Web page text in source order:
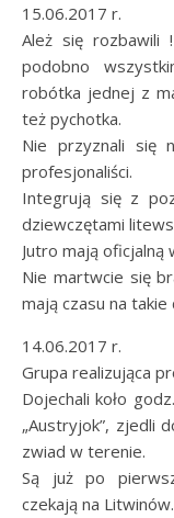
15.06.2017 r.
Ależ się rozbawili !
podobno
robótka jednej z
też pychotka.
Nie przyznali się
profesjonaliści.
Integrują się z
dziewczętami
Jutro mają oficjalną
Nie martwcie się
mają czasu na takie
14.06.2017 r.
Grupa realizująca
Dojechali koło
„Austryjok”, zjedli
zwiad w terenie.
Są już po
czekają na Litwinów.